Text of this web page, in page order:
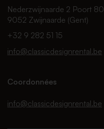
Nederzwijnaarde 2 Poort 80
9052 Zwijnaarde (Gent)
+32 9 282 51 15
info@classicdesignrental.be
Coordonnées
info@classicdesignrental.be